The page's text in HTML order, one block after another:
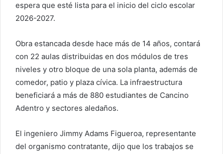
espera que esté lista para el inicio del ciclo escolar
2026-2027.
Obra estancada desde hace más de 14 años, contará
con 22 aulas distribuidas en dos módulos de tres
niveles y otro bloque de una sola planta, además de
comedor, patio y plaza cívica. La infraestructura
beneficiará a más de 880 estudiantes de Cancino
Adentro y sectores aledaños.
El ingeniero Jimmy Adams Figueroa, representante
del organismo contratante, dijo que los trabajos se